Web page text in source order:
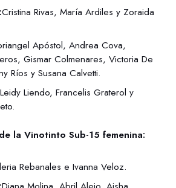
Cristina Rivas, María Ardiles y Zoraida
Apóstol, Andrea Cova,
Gismar Colmenares, Victoria De
Ríos y Susana Calvetti.
Leidy Liendo, Francelis Graterol y
la Vinotinto Sub-15 femenina:
Rebanales e Ivanna Veloz.